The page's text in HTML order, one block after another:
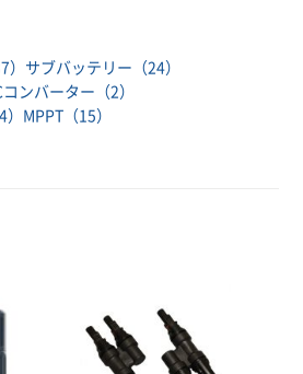
お問い合わせ
） サブバッテリー （24）
コンバーター （2）
） MPPT （15）